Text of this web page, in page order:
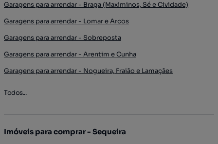
Garagens para arrendar - Braga (Maximinos, Sé e Cividade)
Garagens para arrendar - Lomar e Arcos
Garagens para arrendar - Sobreposta
Garagens para arrendar - Arentim e Cunha
Garagens para arrendar - Nogueira, Fraião e Lamaçães
Todos...
Imóveis para comprar - Sequeira